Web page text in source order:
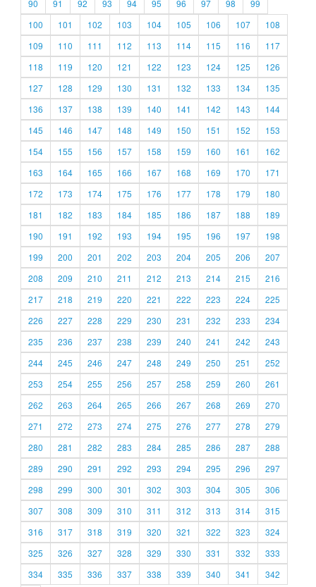
90
91 92 93 94 95 96 97 98
99
100
101 102 103 104 105 106 107
108
109
110 111 112 113 114 115 116
117
118
119 120 121 122 123 124 125
126
127
128 129 130 131 132 133 134
135
136
137 138 139 140 141 142 143
144
145
146 147 148 149 150 151 152
153
154
155 156 157 158 159 160 161
162
163
164 165 166 167 168 169 170
171
172
173 174 175 176 177 178 179
180
181
182 183 184 185 186 187 188
189
190
191 192 193 194 195 196 197
198
199
200 201 202 203 204 205 206
207
208
209 210 211 212 213 214 215
216
217
218 219 220 221 222 223 224
225
226
227 228 229 230 231 232 233
234
235
236 237 238 239 240 241 242
243
244
245 246 247 248 249 250 251
252
253
254 255 256 257 258 259 260
261
262
263 264 265 266 267 268 269
270
271
272 273 274 275 276 277 278
279
280
281 282 283 284 285 286 287
288
289
290 291 292 293 294 295 296
297
298
299 300 301 302 303 304 305
306
307
308 309 310 311 312 313 314
315
316
317 318 319 320 321 322 323
324
325
326 327 328 329 330 331 332
333
334
335 336 337 338 339 340 341 342